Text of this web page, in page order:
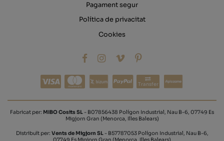
Pagament segur
Política de privacitat
Cookies
Transfer
Fabricat per: MIBO Cosits SL - B07856438 Polígon Industrial, Nau B-6, 07749 Es
Migjorn Gran (Menorca, Illes Balears)
Distribuït per: Vents de Migjorn SL- B57787053 Polígon Industrial, Nau B-6,